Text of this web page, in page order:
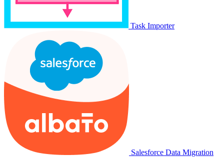
Task Importer
Salesforce Data Migration